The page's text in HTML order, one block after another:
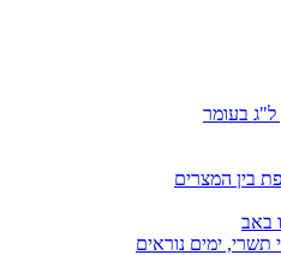
בעומר
בין המצרים
באב
תשרי, ימים נוראים